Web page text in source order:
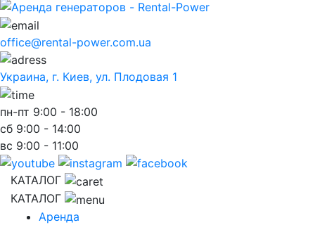
office@rental-power.com.ua
Украина, г. Киев, ул. Плодовая 1
пн-пт 9:00 - 18:00
сб 9:00 - 14:00
вс 9:00 - 11:00
КАТАЛОГ
КАТАЛОГ
Аренда